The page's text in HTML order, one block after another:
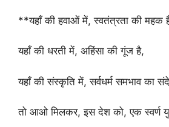
**यहाँ की हवाओं में, स्वतंत्रता की महक
यहाँ की धरती में, अहिंसा की गूंज है,
यहाँ की संस्कृति में, सर्वधर्म समभाव का
तो आओ मिलकर, इस देश को, एक स्वर्ण